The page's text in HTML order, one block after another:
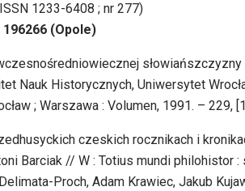
1233-6408 ; nr 277)
(Opole)
Nauk Historycznych, Uniwersytet
; Warszawa : Volumen, 1991. – 229,
czeskich rocznikach i
Barciak // W : Totius mundi philohistor
Proch, Adam Krawiec, Jakub